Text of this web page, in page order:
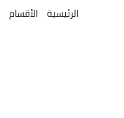
الرئيسية الأقسام